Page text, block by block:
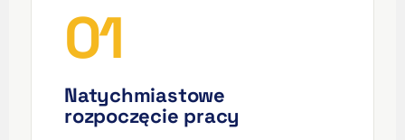
01
Natychmiastowe
rozpoczęcie pracy